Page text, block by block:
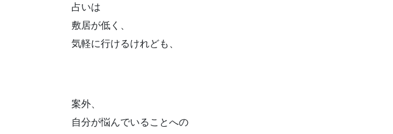
占いは
敷居が低く、
気軽に行けるけれども、
案外、
自分が悩んでいることへの